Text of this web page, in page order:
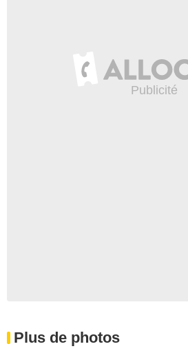
Plus de photos